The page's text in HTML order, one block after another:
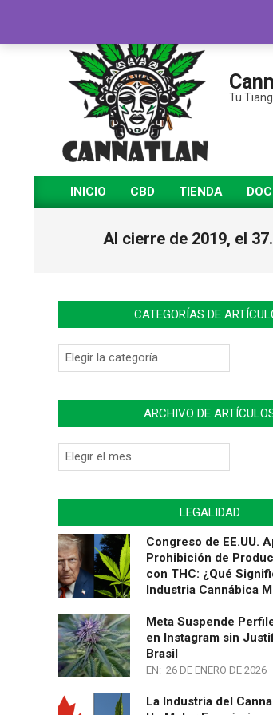
contenido
Tu
Menú
navegación
INICIO CBD TIENDA
Al cierre de 2019, el
CATEGORÍAS DE
Categorías
de
ARCHIVO DE
Archivo
de
LEGALIDAD
Congreso de EE.UU.
Prohibición de
con THC: ¿Qué
Industria Cannábica
Meta Suspende
en Instagram sin
Brasil
EN: 26 DE ENERO DE 2026
La Industria del